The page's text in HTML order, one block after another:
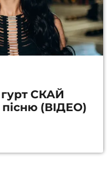
гурт СКАЙ
пісню (ВІДЕО)